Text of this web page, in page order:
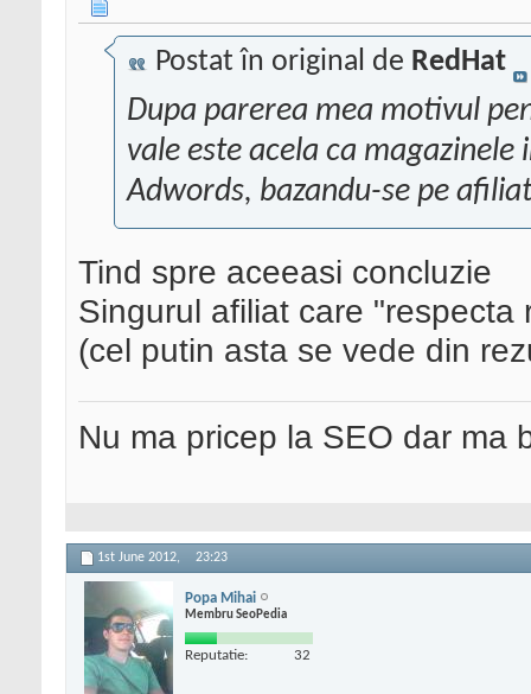
Postat în original de RedHat
Dupa parerea mea motivul
vale este acela ca
Adwords, bazandu-se pe
Tind spre aceeasi concluzie
Singurul afiliat care
(cel putin asta se vede din
Nu ma pricep la SEO dar ma
1st June 2012, 23:23
Popa Mihai
Membru SeoPedia
Reputatie: 32